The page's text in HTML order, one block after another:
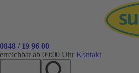
0848 / 19 96 00
erreichbar ab 09:00 Uhr Kontakt